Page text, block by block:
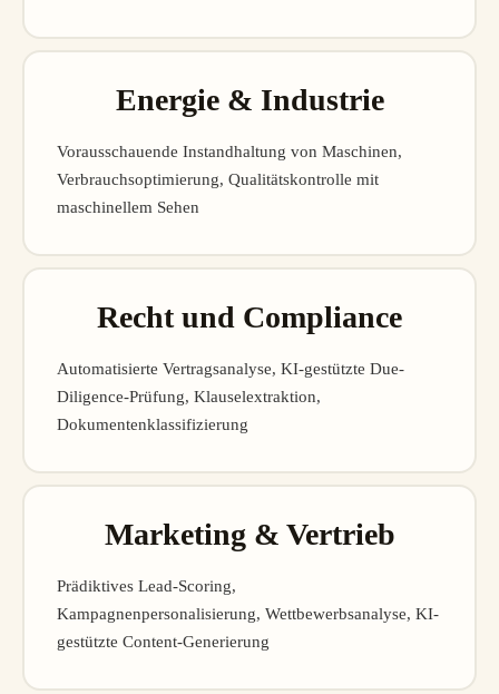
Energie & Industrie
Vorausschauende Instandhaltung von Maschinen,
Verbrauchsoptimierung, Qualitätskontrolle mit
maschinellem Sehen
Recht und Compliance
Automatisierte Vertragsanalyse, KI-gestützte Due-
Diligence-Prüfung, Klauselextraktion,
Dokumentenklassifizierung
Marketing & Vertrieb
Prädiktives Lead-Scoring,
Kampagnenpersonalisierung, Wettbewerbsanalyse, KI-
gestützte Content-Generierung